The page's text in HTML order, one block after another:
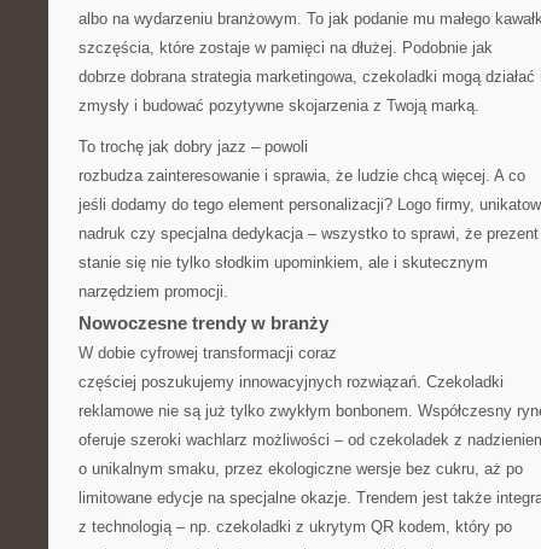
albo na wydarzeniu branżowym. To jak podanie mu małego
szczęścia, które zostaje w pamięci na dłużej. Podobnie jak
dobrze dobrana strategia marketingowa, czekoladki mogą działać
zmysły i budować pozytywne skojarzenia z Twoją marką.
To trochę jak dobry jazz – powoli
rozbudza zainteresowanie i sprawia, że ludzie chcą więcej. A co
jeśli dodamy do tego element personalizacji? Logo firmy,
nadruk czy specjalna dedykacja – wszystko to sprawi, że prezent
stanie się nie tylko słodkim upominkiem, ale i skutecznym
narzędziem promocji.
Nowoczesne trendy w branży
W dobie cyfrowej transformacji coraz
częściej poszukujemy innowacyjnych rozwiązań. Czekoladki
reklamowe nie są już tylko zwykłym bonbonem. Współczesny
oferuje szeroki wachlarz możliwości – od czekoladek z
o unikalnym smaku, przez ekologiczne wersje bez cukru, aż po
limitowane edycje na specjalne okazje. Trendem jest także
z technologią – np. czekoladki z ukrytym QR kodem, który po